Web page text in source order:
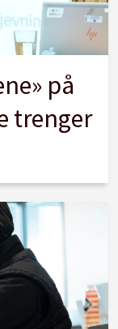
på
trenger